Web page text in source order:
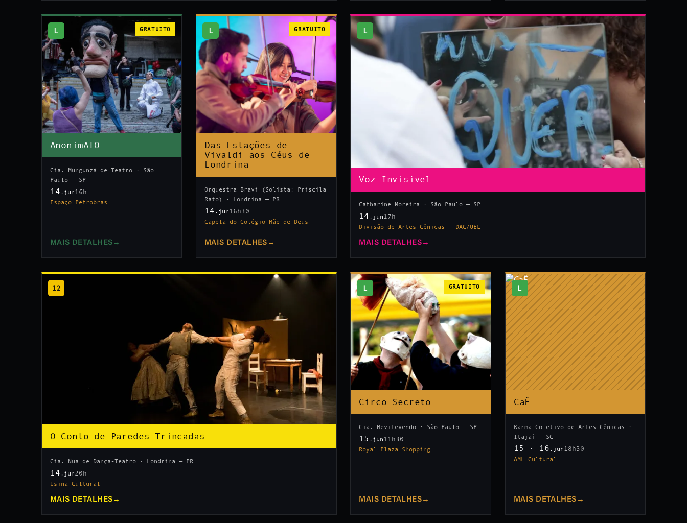
L GRATUITO
AnonimATO
Cia. Mungunzá de Teatro · São
Paulo — SP
14 .jun 16h
Espaço Petrobras
MAIS DETALHES →
L GRATUITO
Das Estações de
Vivaldi aos Céus de
Londrina
Orquestra Bravi (Solista: Priscila
Rato) · Londrina — PR
14 .jun 16h30
Capela do Colégio Mãe de Deus
MAIS DETALHES →
L
Voz Invisível
Catharine Moreira · São Paulo — SP
14 .jun 17h
Divisão de Artes Cênicas – DAC/UEL
MAIS DETALHES →
12
O Conto de Paredes Trincadas
Cia. Nua de Dança-Teatro · Londrina — PR
14 .jun20h
Usina Cultural
MAIS DETALHES →
L GRATUITO
Circo Secreto
Cia. Mevitevendo · São Paulo — SP
15 .jun11h30
Royal Plaza Shopping
MAIS DETALHES →
L
CaÊ
Karma Coletivo de Artes Cênicas ·
Itajaí — SC
15 · 16 .jun18h30
AML Cultural
MAIS DETALHES →